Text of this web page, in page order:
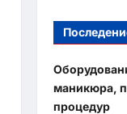
маникюра,
процедур